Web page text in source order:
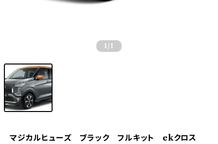
1 /1
マジカルヒューズ ブラック フルキット ekクロス